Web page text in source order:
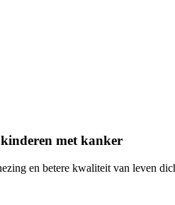
met kanker
en betere kwaliteit van leven